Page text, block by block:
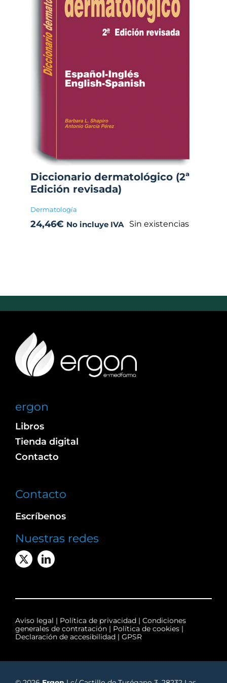
Diccionario dermatológico (2ª
Edición revisada)
Dermatología
24,46€ No incluye IVA Sin existencias
ergon
Libros
Tienda digital
Contacto
Contacto
Escríbenos
Nuestras redes
Aviso legal | Política de privacidad | Condiciones
generales de contratación| Política de cookies|
Declaración de accesibilidad | GPSR